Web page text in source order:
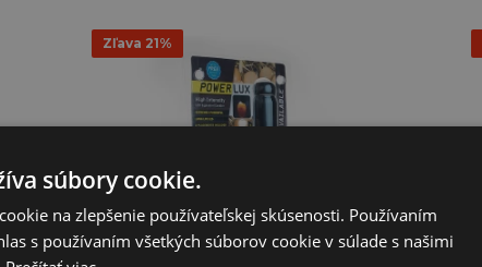
Zľava 21%
súbory cookie.
na zlepšenie používateľskej skúsenosti. Používaním
s používaním všetkých súborov cookie v súlade s našimi